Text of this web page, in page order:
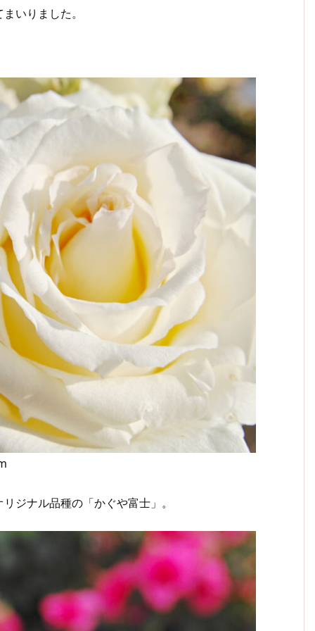
いりました。
ジナル品種の「かぐや富士」。